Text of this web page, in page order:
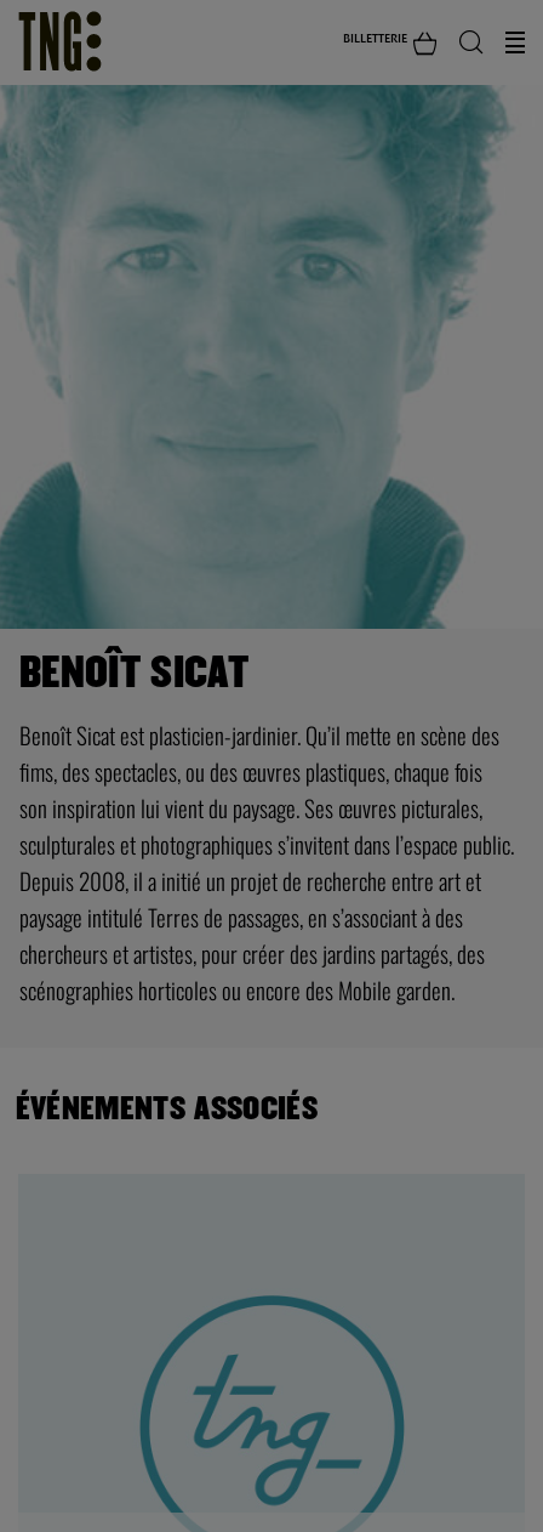
BILLETTERIE
BENOÎT SICAT
Benoît Sicat est plasticien-jardinier. Qu’il mette en scène des
fims, des spectacles, ou des œuvres plastiques, chaque fois
son inspiration lui vient du paysage. Ses œuvres picturales,
sculpturales et photographiques s’invitent dans l’espace public.
Depuis 2008, il a initié un projet de recherche entre art et
paysage intitulé Terres de passages, en s’associant à des
chercheurs et artistes, pour créer des jardins partagés, des
scénographies horticoles ou encore des Mobile garden.
ÉVÉNEMENTS ASSOCIÉS